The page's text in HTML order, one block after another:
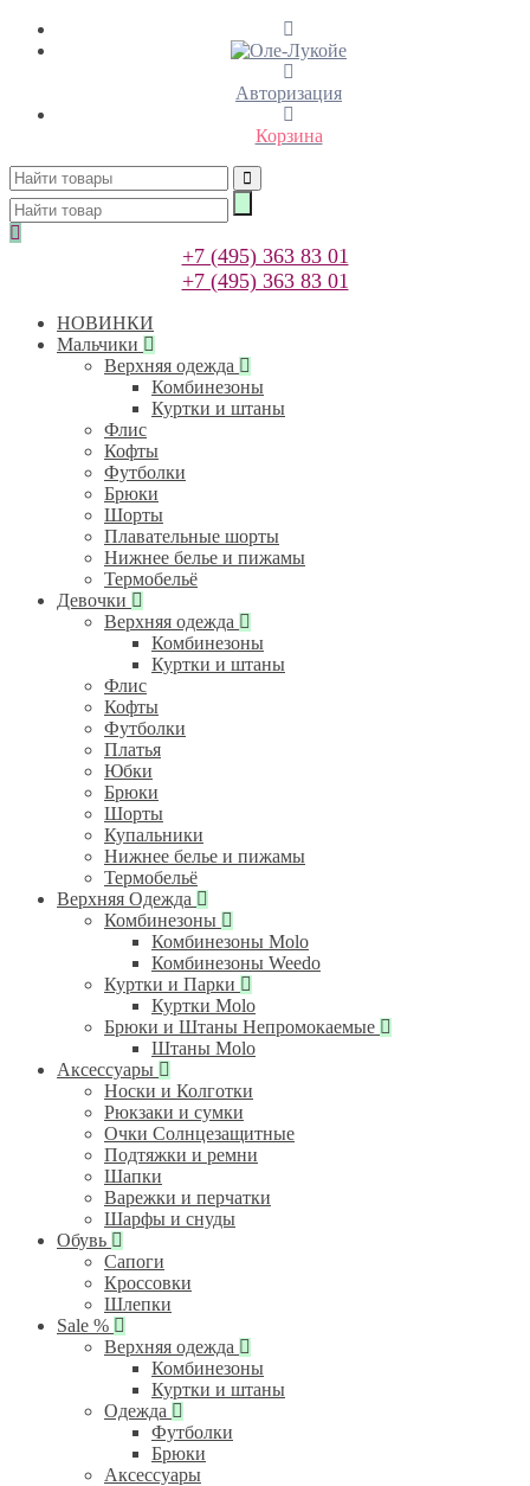
Авторизация
Корзина
+7 (495) 363 83 01
+7 (495) 363 83 01
НОВИНКИ
Мальчики
Верхняя одежда
Комбинезоны
Куртки и штаны
Флис
Кофты
Футболки
Брюки
Шорты
Плавательные шорты
Нижнее белье и пижамы
Термобельё
Девочки
Верхняя одежда
Комбинезоны
Куртки и штаны
Флис
Кофты
Футболки
Платья
Юбки
Брюки
Шорты
Купальники
Нижнее белье и пижамы
Термобельё
Верхняя Одежда
Комбинезоны
Комбинезоны Molo
Комбинезоны Weedo
Куртки и Парки
Куртки Molo
Брюки и Штаны Непромокаемые
Штаны Molo
Аксессуары
Носки и Колготки
Рюкзаки и сумки
Очки Солнцезащитные
Подтяжки и ремни
Шапки
Варежки и перчатки
Шарфы и снуды
Обувь
Сапоги
Кроссовки
Шлепки
Sale %
Верхняя одежда
Комбинезоны
Куртки и штаны
Одежда
Футболки
Брюки
Аксессуары